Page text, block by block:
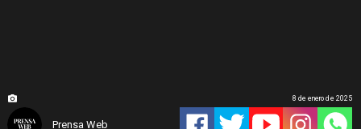
Prensa Web
8 de enero de 2025